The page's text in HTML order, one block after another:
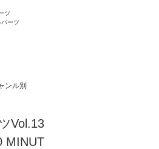
ツ
ーツ
ンル別
Vol.13
MINUT